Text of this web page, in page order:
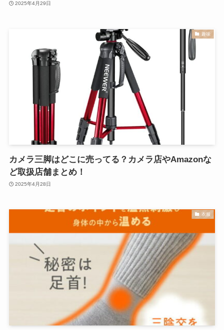
2025年4月29日
趣味
カメラ三脚はどこに売ってる？カメラ店やAmazonな
ど取扱店舗まとめ！
2025年4月28日
衣服